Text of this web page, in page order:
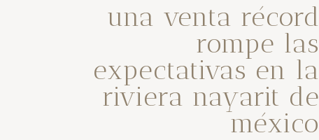
una venta récord
rompe las
expectativas en la
riviera nayarit de
méxico